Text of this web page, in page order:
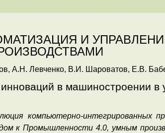
И
А.Н. Левченко, В.И. Шароватов, Е.В.
в машиностроении в
компьютерно-интегрированных
к Промышленности 4.0, умным